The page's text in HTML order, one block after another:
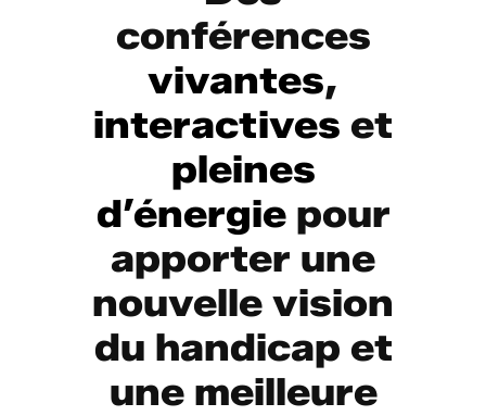
conférences
vivantes,
interactives et
pleines
d’énergiepour
apporter une
nouvelle vision
du handicap et
une meilleure